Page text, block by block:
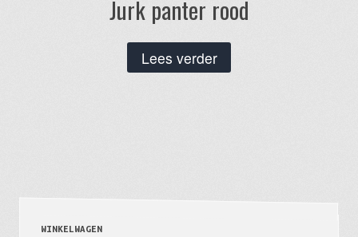
Jurk panter rood
Lees verder
WINKELWAGEN